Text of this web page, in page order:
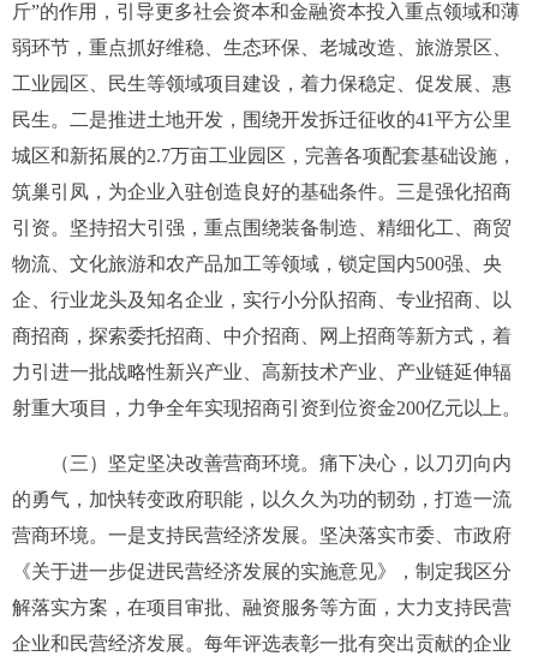
斤”的作用，引导更多社会资本和金融资本投入重点领域和薄
弱环节，重点抓好维稳、生态环保、老城改造、旅游景区、
工业园区、民生等领域项目建设，着力保稳定、促发展、惠
民生。二是推进土地开发，围绕开发拆迁征收的41平方公里
城区和新拓展的2.7万亩工业园区，完善各项配套基础设施，
筑巢引凤，为企业入驻创造良好的基础条件。三是强化招商
引资。坚持招大引强，重点围绕装备制造、精细化工、商贸
物流、文化旅游和农产品加工等领域，锁定国内500强、央
企、行业龙头及知名企业，实行小分队招商、专业招商、以
商招商，探索委托招商、中介招商、网上招商等新方式， 着
力引进一批战略性新兴产业、高新技术产业、产业链延伸辐
射重大项目，力争全年实现招商引资到位资金200亿元以上。
（三）坚定坚决改善营商环境。 痛下决心，以刀刃向内
的勇气，加快转变政府职能，以久久为功的韧劲，打造一流
营商环境。一是支持民营经济发展。坚决落实市委、市政府
《关于进一步促进民营经济发展的实施意见》，制定我区分
解落实方案，在项目审批、融资服务等方面，大力支持民营
企业和民营经济发展。每年评选表彰一批有突出贡献的企业